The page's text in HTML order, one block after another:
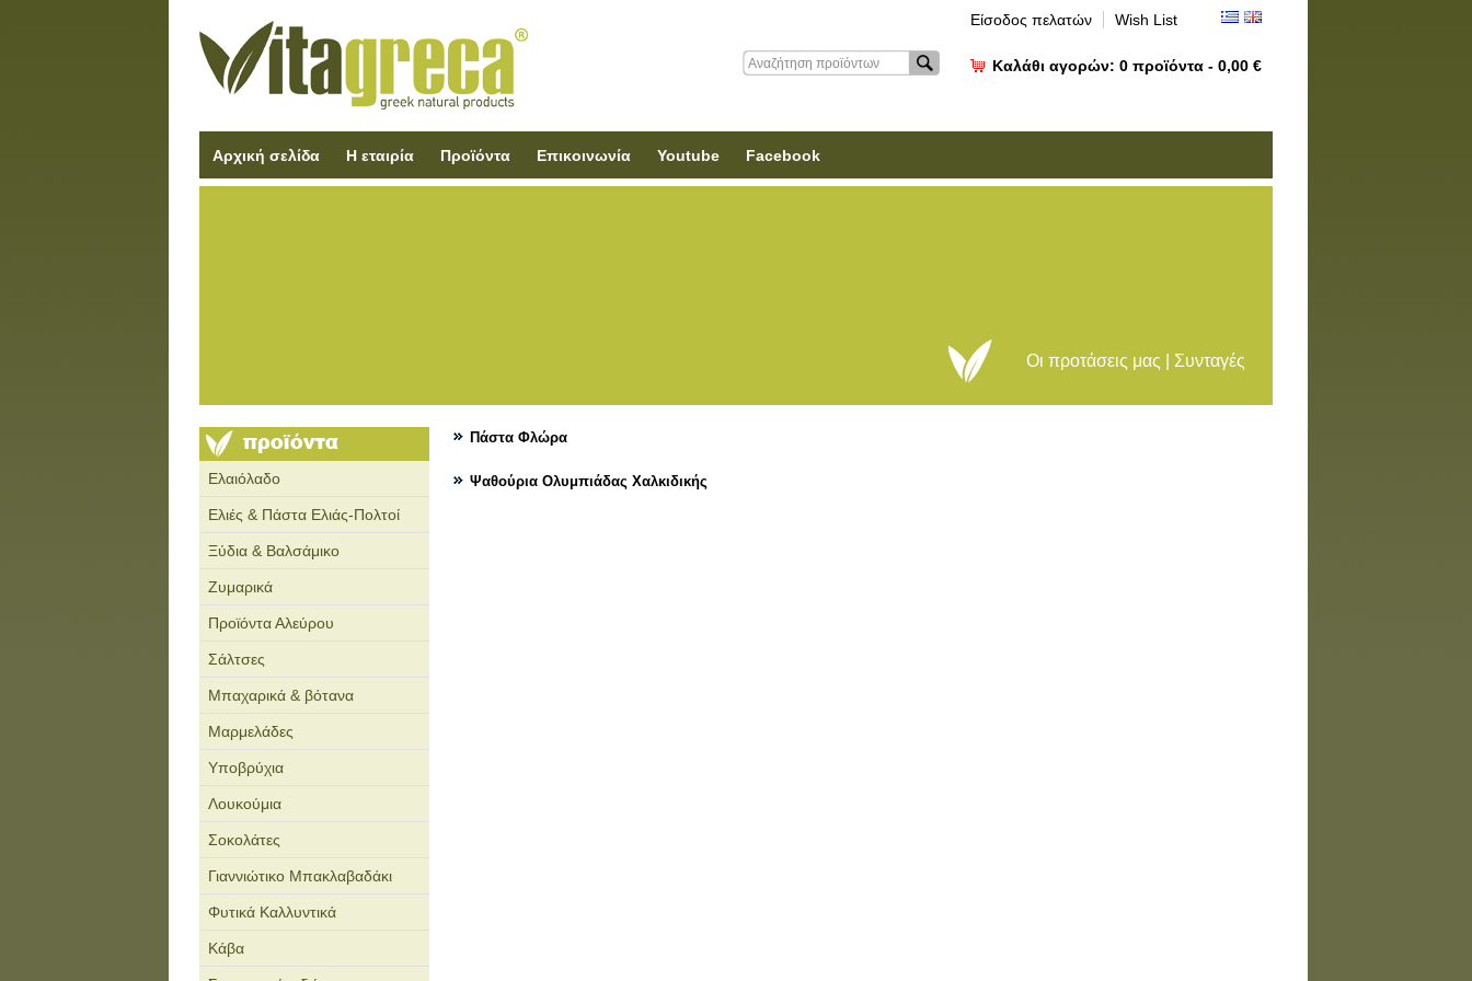
Είσοδος πελατών Wish List
Καλάθι αγορών: 0 προϊόντα - 0,00 €
Αρχική σελίδα Η εταιρία Προϊόντα Επικοινωνία Youtube Facebook
Οι προτάσεις μας | Συνταγές
Ελαιόλαδο
Ελιές & Πάστα Ελιάς-Πολτοί
Ξύδια & Βαλσάμικο
Ζυμαρικά
Προϊόντα Αλεύρου
Σάλτσες
Μπαχαρικά & βότανα
Μαρμελάδες
Υποβρύχια
Λουκούμια
Σοκολάτες
Γιαννιώτικο Μπακλαβαδάκι
Φυτικά Καλλυντικά
Κάβα
Πάστα Φλώρα
Ψαθούρια Ολυμπιάδας Χαλκιδικής